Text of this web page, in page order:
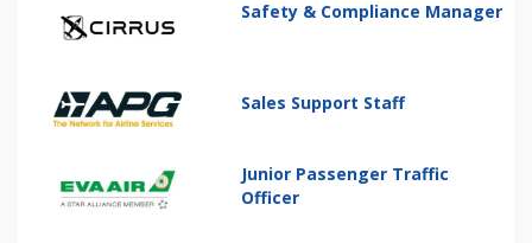
Safety & Compliance Manager
Sales Support Staff
Junior Passenger Traffic
Officer